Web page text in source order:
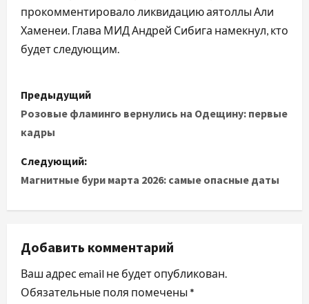
прокомментировало ликвидацию аятоллы Али
Хаменеи. Глава МИД Андрей Сибига намекнул, кто
будет следующим.
Н
а
и
г
ц
и
Предыдущий
Розовые фламинго вернулись на Одещину: первые
кадры
Следующий:
Магнитные бури марта 2026: самые опасные даты
Добавить комментарий
Ваш адрес email не будет опубликован.
Обязательные поля помечены *